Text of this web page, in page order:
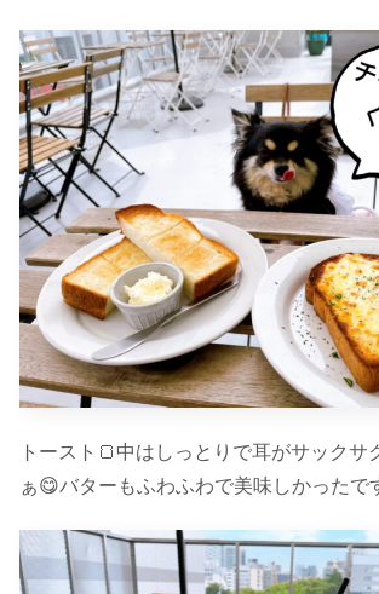
トースト🍞中はしっとりで耳がサックサ
ぁ😋バターもふわふわで美味しかった